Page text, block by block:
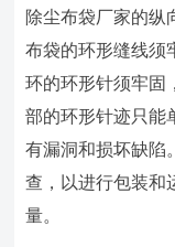
除尘布袋厂家的纵
布袋的环形缝线须
环的环形针须牢固
部的环形针迹只能
有漏洞和损坏缺陷
查，以进行包装和
量。